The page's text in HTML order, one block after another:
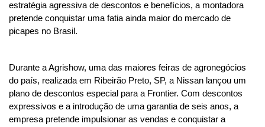
estratégia agressiva de descontos e benefícios, a montadora
pretende conquistar uma fatia ainda maior do mercado de
picapes no Brasil.
Durante a Agrishow, uma das maiores feiras de agronegócios
do país, realizada em Ribeirão Preto, SP, a Nissan lançou um
plano de descontos especial para a Frontier. Com descontos
expressivos e a introdução de uma garantia de seis anos, a
empresa pretende impulsionar as vendas e conquistar a